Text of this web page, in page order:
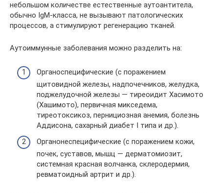
небольшом количестве естественные аутоантитела,
обычно IgM-класса, не вызывают патологических
процессов, а стимулируют регенерацию тканей.
Аутоиммунные заболевания можно разделить на:
Органоспецифические (с поражением
щитовидной железы, надпочечников, желудка,
поджелудочной железы — тиреоидит Хасимото
(Хашимото), первичная микседема,
тиреотоксикоз, пернициозная анемия, болезнь
Аддисона, сахарный диабет I типа и др.).
Органонеспецифические (с поражением кожи,
почек, суставов, мышц — дерматомиозит,
системная красная волчанка, склеродермия,
ревматоидный артрит и др.).